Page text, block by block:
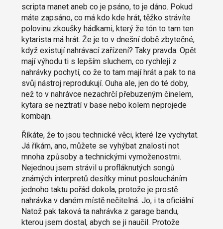
scripta manet aneb co je psáno, to je dáno. Pokud
máte zapsáno, co má kdo kde hrát, těžko strávíte
polovinu zkoušky hádkami, který že tón to tam ten
kytarista má hrát. Že je to v dnešní době zbytečné,
když existují nahrávací zařízení? Taky pravda. Opět
mají výhodu ti s lepším sluchem, co rychleji z
nahrávky pochytí, co že to tam mají hrát a pak to na
svůj nástroj reprodukují. Ouha ale, jen do té doby,
než to v nahrávce nezachrčí přebuzeným činelem,
kytara se neztratí v base nebo kolem neprojede
kombajn.
Říkáte, že to jsou technické věci, které lze vychytat.
Já říkám, ano, můžete se vyhýbat znalosti not
mnoha způsoby a technickými vymoženostmi.
Nejednou jsem strávil u profláknutých songů
známých interpretů desítky minut posloucháním
jednoho taktu pořád dokola, protože je prostě
nahrávka v daném místě nečitelná. Jo, i ta oficiální.
Natož pak taková ta nahrávka z garage bandu,
kterou jsem dostal, abych se ji naučil. Protože